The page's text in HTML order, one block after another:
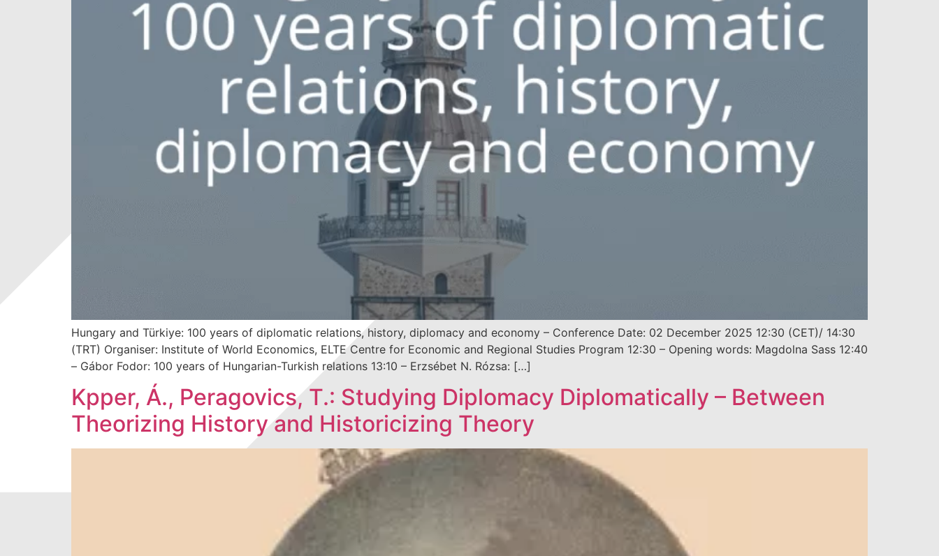
Hungary and Türkiye: 100 years of diplomatic relations, history, diplomacy and economy – Conference Date: 02 December 2025 12:30 (CET)/ 14:30
(TRT) Organiser: Institute of World Economics, ELTE Centre for Economic and Regional Studies Program 12:30 – Opening words: Magdolna Sass 12:40
– Gábor Fodor: 100 years of Hungarian-Turkish relations 13:10 – Erzsébet N. Rózsa: […]
Kpper, Á., Peragovics, T.: Studying Diplomacy Diplomatically – Between
Theorizing History and Historicizing Theory